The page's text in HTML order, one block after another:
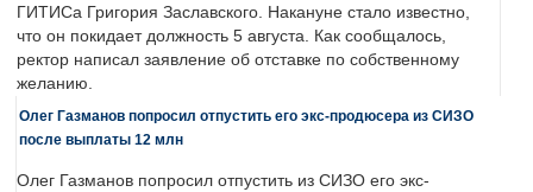
ГИТИСа Григория Заславского. Накануне стало известно,
что он покидает должность 5 августа. Как сообщалось,
ректор написал заявление об отставке по собственному
желанию.
Олег Газманов попросил отпустить его экс-продюсера из СИЗО
после выплаты 12 млн
Олег Газманов попросил отпустить из СИЗО его экс-